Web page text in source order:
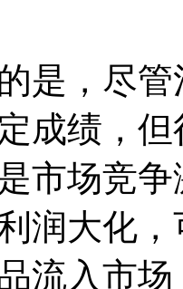
，尽管
成绩，
市场竞
润大化
流入市